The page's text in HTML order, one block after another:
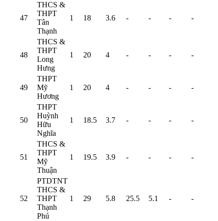
47
THCS &
THPT
Tân
Thạnh
1 18 3.6 - - - -
48
THCS &
THPT
Long
Hưng
1 20 4 - - - -
49
THPT
Mỹ
Hương
1 20 4 - - - -
50
THPT
Huỳnh
Hữu
Nghĩa
1 18.5 3.7 - - - -
51
THCS &
THPT
Mỹ
Thuận
1 19.5 3.9 - - - -
52
PTDTNT
THCS &
THPT
Thạnh
Phú
1 29 5.8 25.5 5.1 - -